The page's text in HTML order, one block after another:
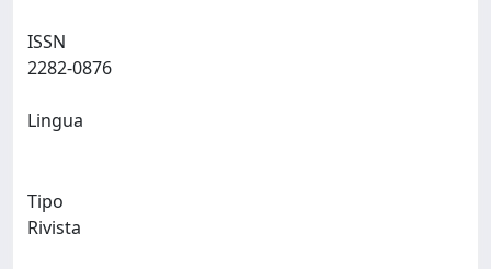
ISSN
Lingua
Tipo
Rivista